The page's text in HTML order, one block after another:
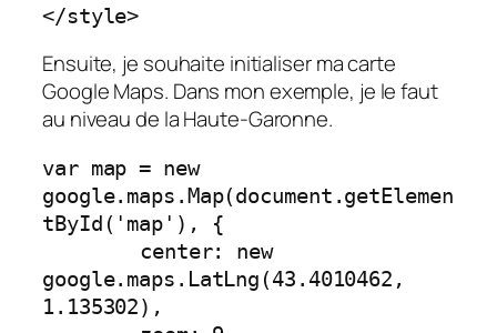
</style>
Ensuite, je souhaite initialiser ma carte
Google Maps. Dans mon exemple, je le faut
au niveau de la Haute-Garonne.
var map = new
google.maps.Map(document.getElemen
tById('map'), {
google.maps.LatLng(43.4010462,
1.135302),